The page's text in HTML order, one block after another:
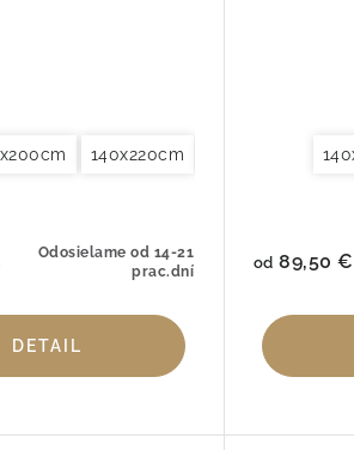
140x220cm
Odosielame od 14-21
prac.dní
DETAIL
od 89,50 €